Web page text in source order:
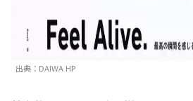
出典：DAIWA HP